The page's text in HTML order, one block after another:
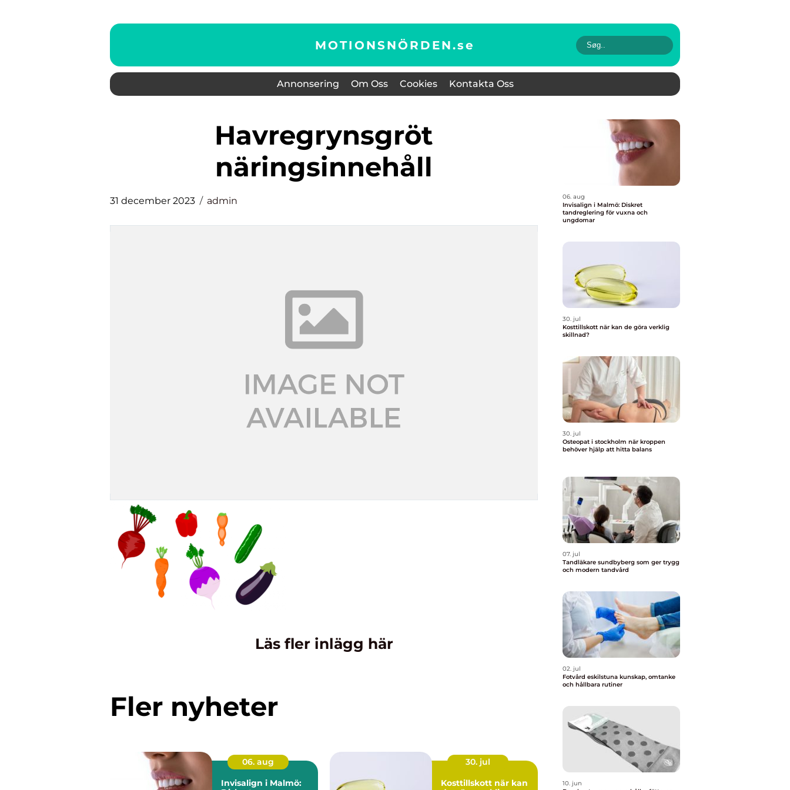
MOTIONSNÖRDEN.se
Annonsering Om Oss Cookies Kontakta Oss
havregrynsgröt
näringsinnehåll
31 december 2023 admin
Läs fler inlägg här
Fler nyheter
06. aug
Invisalign i Malmö:
30. jul
Kosttillskott när kan
06. aug
Invisalign i Malmö: Diskret
tandreglering för vuxna och
ungdomar
30. jul
Kosttillskott när kan de göra verklig
skillnad?
30. jul
Osteopat i stockholm när kroppen
behöver hjälp att hitta balans
07. jul
Tandläkare sundbyberg som ger trygg
och modern tandvård
02. jul
Fotvård eskilstuna kunskap, omtanke
och hållbara rutiner
10. jun